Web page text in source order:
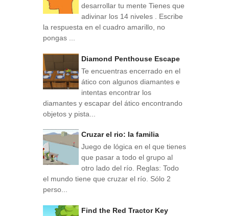
desarrollar tu mente Tienes que
adivinar los 14 niveles . Escribe
la respuesta en el cuadro amarillo, no
pongas ...
Diamond Penthouse Escape
Te encuentras encerrado en el
ático con algunos diamantes e
intentas encontrar los
diamantes y escapar del ático encontrando
objetos y pista...
Cruzar el rio: la familia
Juego de lógica en el que tienes
que pasar a todo el grupo al
otro lado del río. Reglas: Todo
el mundo tiene que cruzar el río. Sólo 2
perso...
Find the Red Tractor Key